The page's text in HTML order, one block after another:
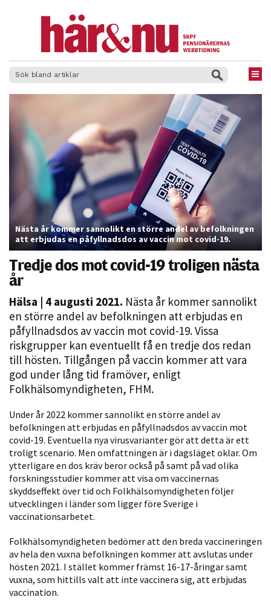
Nästa år kommer sannolikt en större andel av befolkningen
att erbjudas en påfyllnadsdos av vaccin mot covid-19.
Tredje dos mot covid-19 troligen nästa
år
Hälsa | 4 augusti 2021. Nästa år kommer sannolikt
en större andel av befolkningen att erbjudas en
påfyllnadsdos av vaccin mot covid-19. Vissa
riskgrupper kan eventuellt få en tredje dos redan
till hösten. Tillgången på vaccin kommer att vara
god under lång tid framöver, enligt
Folkhälsomyndigheten, FHM.
Under år 2022 kommer sannolikt en större andel av
befolkningen att erbjudas en påfyllnadsdos av vaccin mot
covid-19. Eventuella nya virusvarianter gör att detta är ett
troligt scenario. Men omfattningen är i dagsläget oklar. Om
ytterligare en dos kräv beror också på samt på vad olika
forskningsstudier kommer att visa om vaccinernas
skyddseffekt över tid och Folkhälsomyndigheten följer
utvecklingen i länder som ligger före Sverige i
vaccinationsarbetet.
Folkhälsomyndigheten bedömer att den breda vaccineringen
av hela den vuxna befolkningen kommer att avslutas under
hösten 2021. I stället kommer främst 16-17-åringar samt
vuxna, som hittills valt att inte vaccinera sig, att erbjudas
vaccination.
Dessa kakor
går inte att
välja bort. De
behövs för
att hemsidan
över huvud
taget ska
fungera.
Statistik
För att vi ska
kunna